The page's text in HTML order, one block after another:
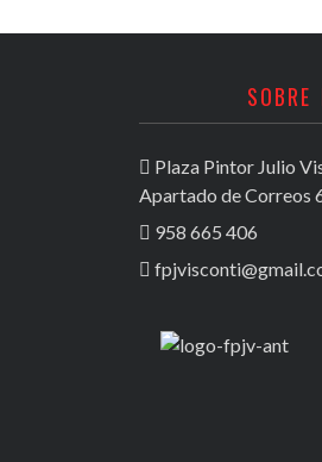
SOBRE
Plaza Pintor Julio
Apartado de Correos
958 665 406